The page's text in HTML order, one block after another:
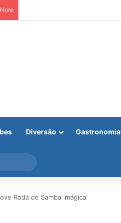
Diversão Gastronomia
por
Roda de Samba ‘mágica’